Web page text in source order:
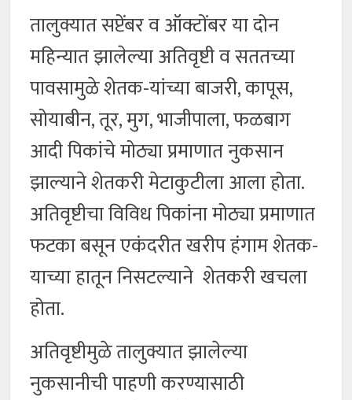
तालुक्यात सप्टेंबर व ऑक्टोंबर या दोन
महिन्यात झालेल्या अतिवृष्टी व सततच्या
पावसामुळे शेतक-यांच्या बाजरी, कापूस,
सोयाबीन, तूर, मुग, भाजीपाला, फळबाग
आदी पिकांचे मोठ्या प्रमाणात नुकसान
झाल्याने शेतकरी मेटाकुटीला आला होता.
अतिवृष्टीचा विविध पिकांना मोठ्या प्रमाणात
फटका बसून एकंदरीत खरीप हंगाम शेतक-
याच्या हातून निसटल्याने शेतकरी खचला
होता.
अतिवृष्टीमुळे तालुक्यात झालेल्या
नुकसानीची पाहणी करण्यासाठी